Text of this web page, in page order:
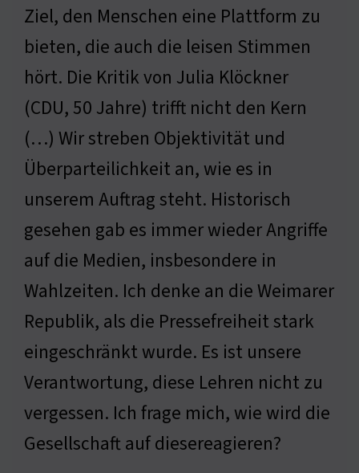
Ziel, den Menschen eine Plattform zu
bieten, die auch die leisen Stimmen
hört. Die Kritik von Julia Klöckner
(CDU, 50 Jahre) trifft nicht den Kern
(…) Wir streben Objektivität und
Überparteilichkeit an, wie es in
unserem Auftrag steht. Historisch
gesehen gab es immer wieder Angriffe
auf die Medien, insbesondere in
Wahlzeiten. Ich denke an die Weimarer
Republik, als die Pressefreiheit stark
eingeschränkt wurde. Es ist unsere
Verantwortung, diese Lehren nicht zu
vergessen. Ich frage mich, wie wird die
Gesellschaft auf diesereagieren?